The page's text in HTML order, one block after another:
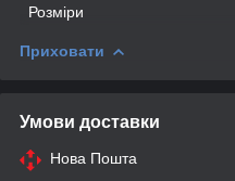
Розміри
Приховати
Умови доставки
Нова Пошта